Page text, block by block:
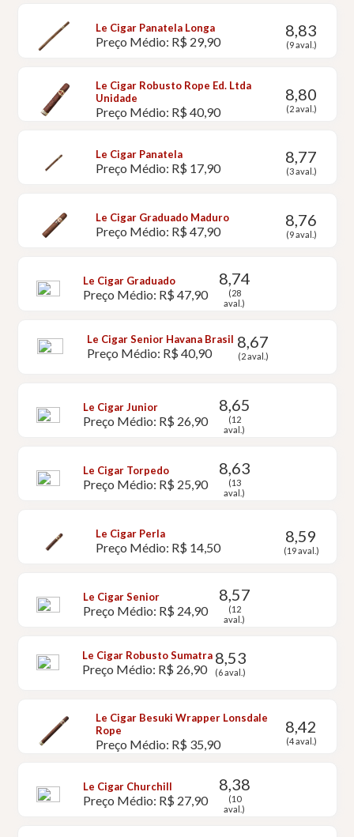
Le Cigar Panatela Longa
Preço Médio: R$ 29,90
8,83
(9 aval.)
Le Cigar Robusto Rope Ed. Ltda
Unidade
Preço Médio: R$ 40,90
8,80
(2 aval.)
Le Cigar Panatela
Preço Médio: R$ 17,90
8,77
(3 aval.)
Le Cigar Graduado Maduro
Preço Médio: R$ 47,90
8,76
(9 aval.)
Le Cigar Graduado
Preço Médio: R$ 47,90
8,74
(28
aval.)
Le Cigar Senior Havana Brasil
Preço Médio: R$ 40,90
8,67
(2 aval.)
Le Cigar Junior
Preço Médio: R$ 26,90
8,65
(12
aval.)
Le Cigar Torpedo
Preço Médio: R$ 25,90
8,63
(13
aval.)
Le Cigar Perla
Preço Médio: R$ 14,50
8,59
(19 aval.)
Le Cigar Senior
Preço Médio: R$ 24,90
8,57
(12
aval.)
Le Cigar Robusto Sumatra
Preço Médio: R$ 26,90
8,53
(6 aval.)
Le Cigar Besuki Wrapper Lonsdale
Rope
Preço Médio: R$ 35,90
8,42
(4 aval.)
Le Cigar Churchill
Preço Médio: R$ 27,90
8,38
(10
aval.)